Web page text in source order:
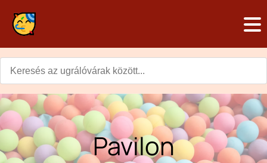
main
content
navigation
Pavilon